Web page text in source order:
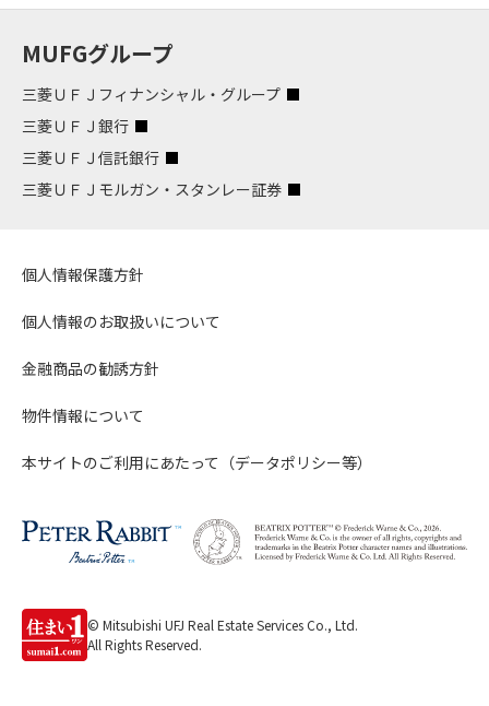
MUFGグループ
三菱ＵＦＪフィナンシャル・グループ
三菱ＵＦＪ銀行
三菱ＵＦＪ信託銀行
三菱ＵＦＪモルガン・スタンレー証券
個人情報保護方針
個人情報のお取扱いについて
金融商品の勧誘方針
物件情報について
本サイトのご利用にあたって（データポリシー等）
© Mitsubishi UFJ Real Estate Services Co., Ltd.
All Rights Reserved.